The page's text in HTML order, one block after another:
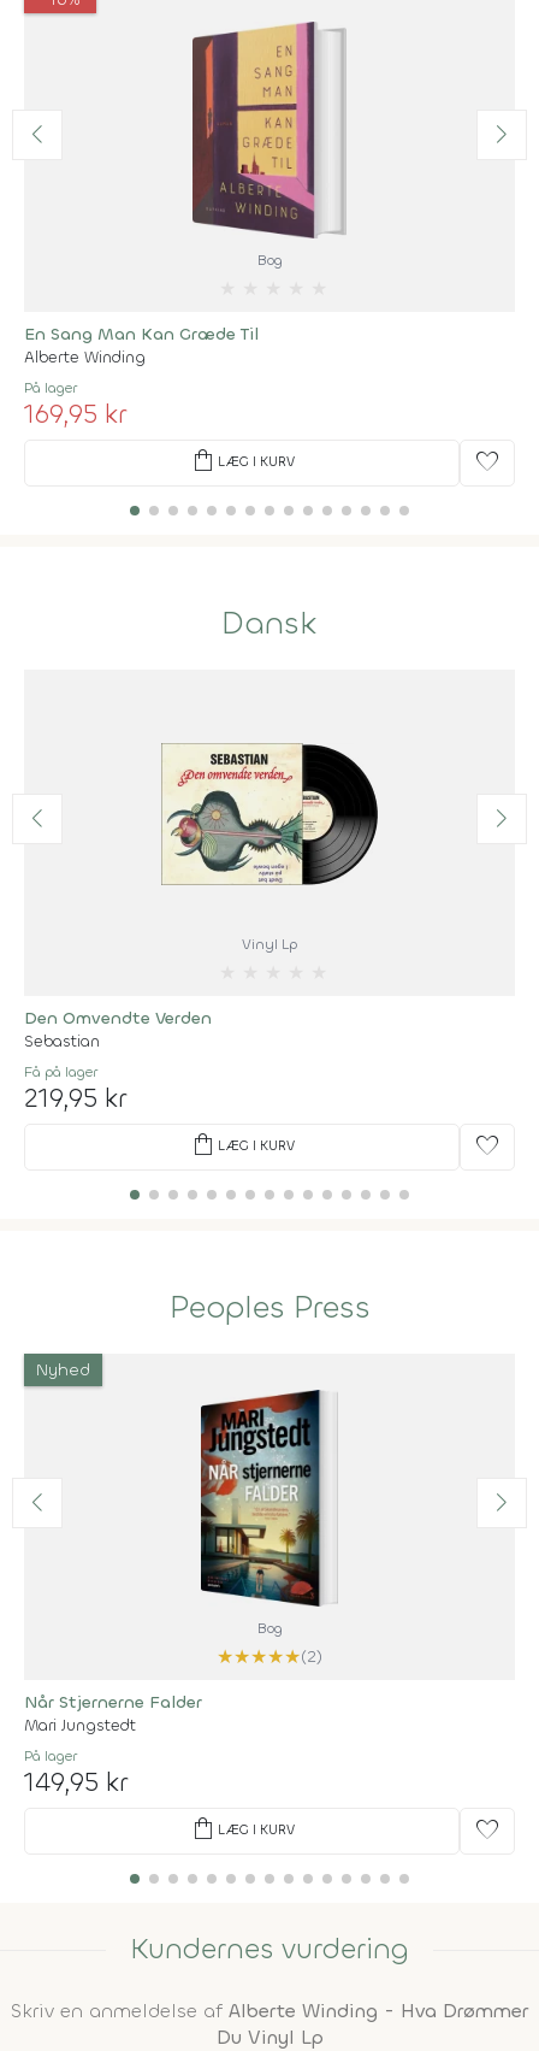
Bog
En Sang Man Kan Græde Til
Alberte Winding
På lager
169,95 kr
shopping_bag LÆG I KURV favorite
Dansk
Vinyl Lp
Den Omvendte Verden
Sebastian
Få på lager
219,95 kr
shopping_bag LÆG I KURV favorite
Peoples Press
Nyhed
Bog
★★★★★(2)
Når Stjernerne Falder
Mari Jungstedt
På lager
149,95 kr
shopping_bag LÆG I KURV favorite
Kundernes vurdering
Skriv en anmeldelse af Alberte Winding - Hva Drømmer
Du Vinyl Lp